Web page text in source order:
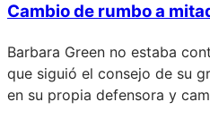
Cambio de rumbo a
Barbara Green no estaba
que siguió el consejo de su
en su propia defensora y